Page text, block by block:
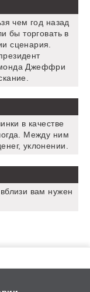
чем год назад
бы торговать в
сценария.
Джеффри
в качестве
Между ним
уклонении.
вам нужен